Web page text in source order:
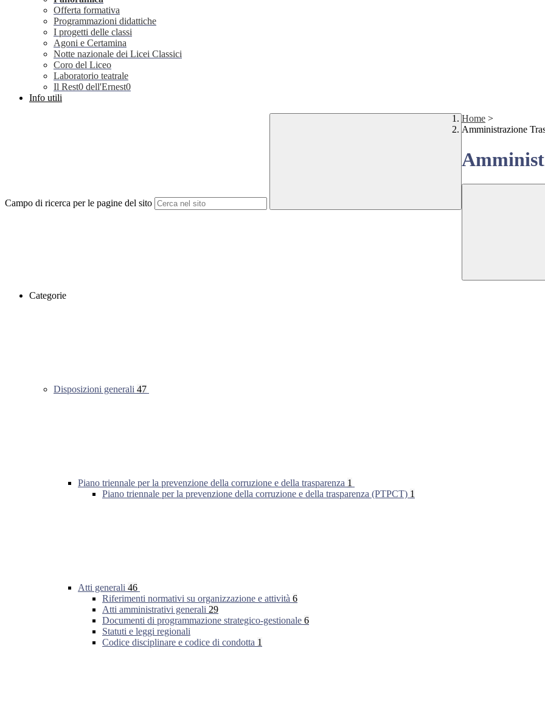
Offerta formativa
Programmazioni didattiche
I progetti delle classi
Agoni e Certamina
Notte nazionale dei Licei Classici
Coro del Liceo
Laboratorio teatrale
Il Rest0 dell'Ernest0
Info utili
Campo di ricerca per le pagine del sito
Home >
Amministrazione
Categorie
Disposizioni generali 47
Piano triennale per la prevenzione della corruzione e della trasparenza 1
Piano triennale per la prevenzione della corruzione e della trasparenza (PTPCT) 1
Atti generali 46
Riferimenti normativi su organizzazione e attività 6
Atti amministrativi generali 29
Documenti di programmazione strategico-gestionale 6
Statuti e leggi regionali
Codice disciplinare e codice di condotta 1